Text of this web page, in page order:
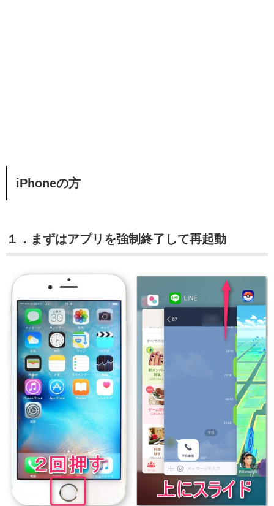
iPhoneの方
１．まずはアプリを強制終了して再起動